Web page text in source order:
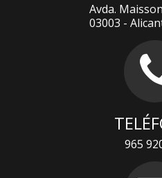
Avda.
03003 -
965